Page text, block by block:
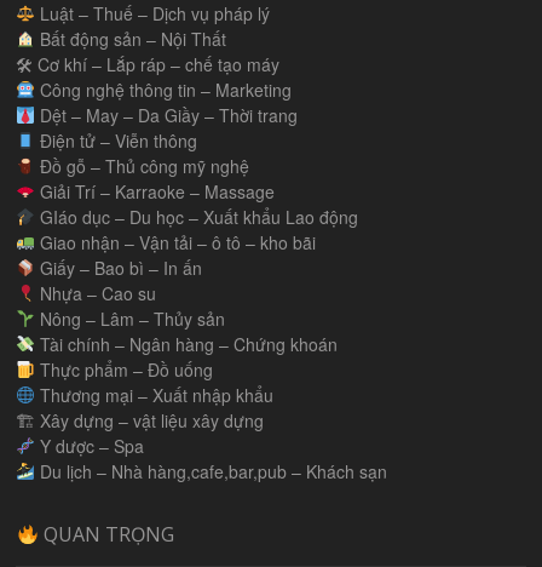
Luật – Thuế – Dịch vụ pháp lý
Bất động sản – Nội Thất
🛠 Cơ khí – Lắp ráp – chế tạo máy
Công nghệ thông tin – Marketing
Dệt – May – Da Giầy – Thời trang
Điện tử – Viễn thông
Đồ gỗ – Thủ công mỹ nghệ
Giải Trí – Karraoke – Massage
GIáo dục – Du học – Xuất khẩu Lao động
Giao nhận – Vận tải – ô tô – kho bãi
Giấy – Bao bì – In ấn
Nhựa – Cao su
Nông – Lâm – Thủy sản
Tài chính – Ngân hàng – Chứng khoán
Thực phẩm – Đồ uống
Thương mại – Xuất nhập khẩu
🏗 Xây dựng – vật liệu xây dựng
Y dược – Spa
Du lịch – Nhà hàng,cafe,bar,pub – Khách sạn
QUAN TRỌNG